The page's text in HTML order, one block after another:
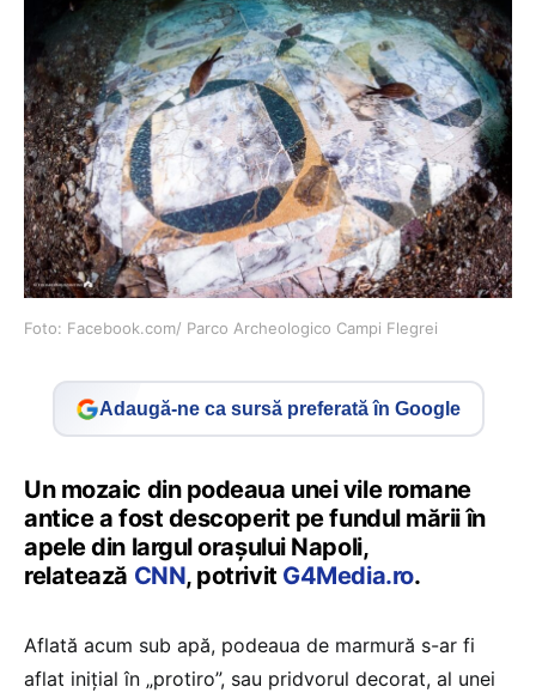
Foto: Facebook.com/ Parco Archeologico Campi Flegrei
Adaugă-ne ca sursă preferată în Google
Un mozaic din podeaua unei vile romane
antice a fost descoperit pe fundul mării în
apele din largul orașului Napoli,
relatează CNN, potrivit G4Media.ro.
Aflată acum sub apă, podeaua de marmură s-ar fi
aflat inițial în „protiro”, sau pridvorul decorat, al unei